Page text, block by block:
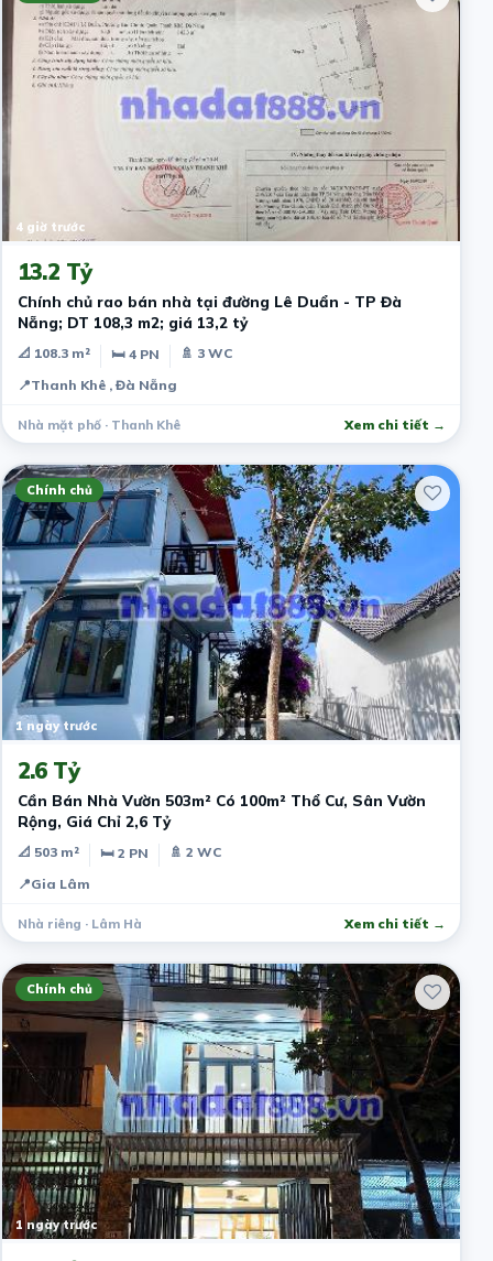
4 giờ trước
13.2 Tỷ
Chính chủ rao bán nhà tại đường Lê Duẩn - TP Đà
Nẵng; DT 108,3 m2; giá 13,2 tỷ
📐 108.3 m² 🛏 4 PN
🚿 3 WC
📍Thanh Khê , Đà Nẵng
Nhà mặt phố · Thanh Khê Xem chi tiết →
Chính chủ
1 ngày trước
2.6 Tỷ
Cần Bán Nhà Vườn 503m² Có 100m² Thổ Cư, Sân Vườn
Rộng, Giá Chỉ 2,6 Tỷ
📐 503 m² 🛏 2 PN
🚿 2 WC
📍Gia Lâm
Nhà riêng · Lâm Hà Xem chi tiết →
Chính chủ
1 ngày trước